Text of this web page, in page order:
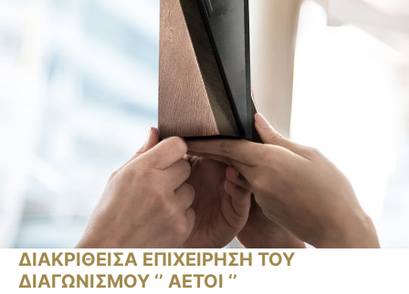
ΔΙΑΚΡΙΘΕΙΣΑ ΕΠΙΧΕΙΡΗΣΗ ΤΟΥ
ΔΙΑΓΩΝΙΣΜΟΥ ‘’ ΑΕΤΟΙ ‘’